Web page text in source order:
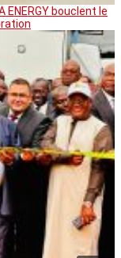
ENERGY bouclent le